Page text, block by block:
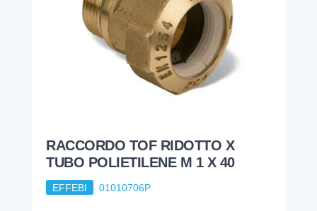
RACCORDO TOF RIDOTTO X
TUBO POLIETILENE M 1 X 40
EFFEBI 01010706P